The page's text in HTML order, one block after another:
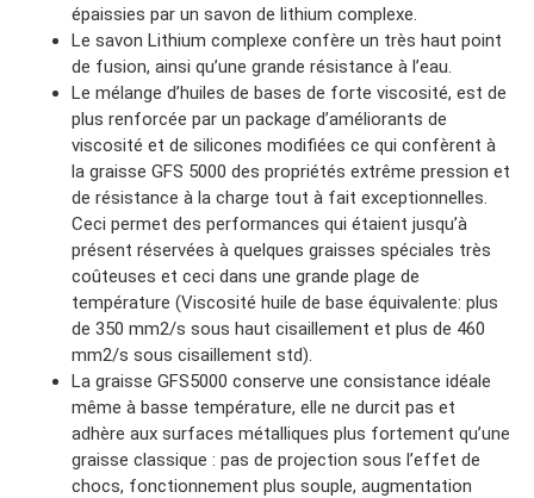
épaissies par un savon de lithium complexe.
Le savon Lithium complexe confère un très haut point
de fusion, ainsi qu’une grande résistance à l’eau.
Le mélange d’huiles de bases de forte viscosité, est de
plus renforcée par un package d’améliorants de
viscosité et de silicones modifiées ce qui confèrent à
la graisse GFS 5000 des propriétés extrême pression et
de résistance à la charge tout à fait exceptionnelles.
Ceci permet des performances qui étaient jusqu’à
présent réservées à quelques graisses spéciales très
coûteuses et ceci dans une grande plage de
température (Viscosité huile de base équivalente: plus
de 350 mm2/s sous haut cisaillement et plus de 460
mm2/s sous cisaillement std).
La graisse GFS5000 conserve une consistance idéale
même à basse température, elle ne durcit pas et
adhère aux surfaces métalliques plus fortement qu’une
graisse classique : pas de projection sous l’effet de
chocs, fonctionnement plus souple, augmentation